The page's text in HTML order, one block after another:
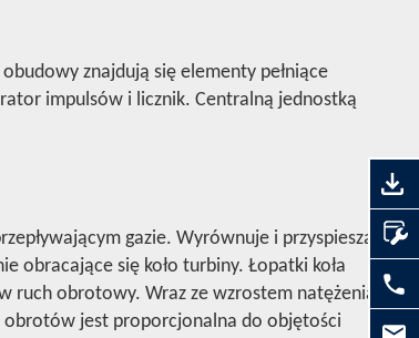
znajdują się elementy pełniące
impulsów i licznik. Centralną jednostką
gazie. Wyrównuje i przyspiesza
obracające się koło turbiny. Łopatki koła
ruch obrotowy. Wraz ze wzrostem natężenia
obrotów jest proporcjonalna do objętości